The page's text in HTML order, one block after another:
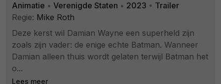
Animatie • Verenigde Staten • 2023 • Trailer
Regie: Mike Roth
Deze kerst wil Damian Wayne een superheld zijn
zoals zijn vader: de enige echte Batman. Wanneer
Damian alleen thuis wordt gelaten terwijl Batman het
o...
Lees meer